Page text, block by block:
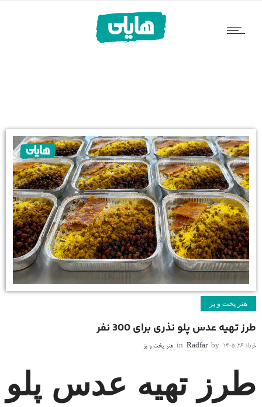
هنر پخت و پز
طرز تهیه عدس پلو نذری برای 300 نفر
خرداد ۲۶, ۱۴۰۵ by
Radfar
in هنر پخت و پز
طرز تهیه عدس پلو